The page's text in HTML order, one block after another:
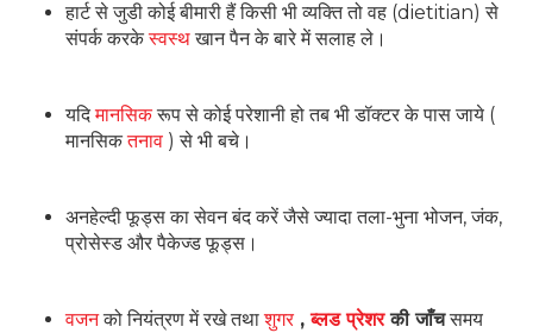
हार्ट से जुडी कोई बीमारी हैं किसी भी व्यक्ति तो वह (dietitian) से
संपर्क करकेस्वस्थखान पैन के बारे में सलाह ले।
यदिमानसिकरूप से कोई परेशानी हो तब भी डॉक्टर के पास जाये (
मानसिकतनाव ) से भी बचे।
अनहेल्दी फूड्स का सेवन बंद करें जैसे ज्यादा तला-भुना भोजन, जंक,
प्रोसेस्ड और पैकेज्ड फूड्स।
वजनको नियंत्रण में रखे तथा शुगर,ब्लड प्रेशरकी जाँचसमय